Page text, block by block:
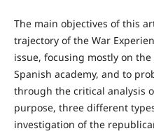
The main objectives of this
trajectory of the War
issue, focusing mostly on
Spanish academy, and to
through the critical analysis
purpose, three different
investigation of the